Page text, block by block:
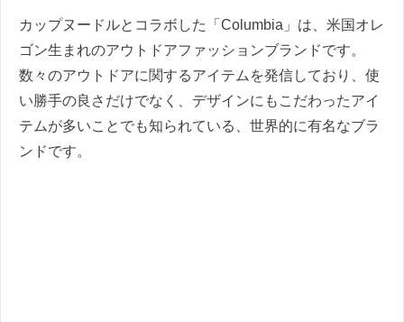
カップヌードルとコラボした「Columbia」は、米国オレ
ゴン生まれのアウトドアファッションブランドです。
数々のアウトドアに関するアイテムを発信しており、使
い勝手の良さだけでなく、デザインにもこだわったアイ
テムが多いことでも知られている、世界的に有名なブラ
ンドです。